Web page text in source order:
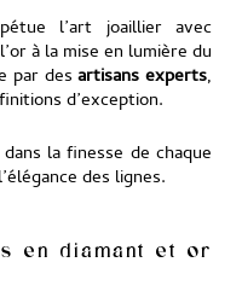
l’art joaillier avec
à la mise en lumière du
par desartisans experts,
d’exception.
la finesse de chaque
des lignes.
en diamant et or